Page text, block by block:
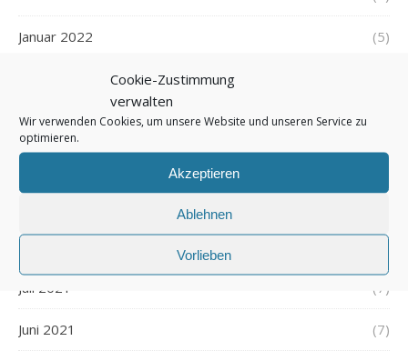
Cookie-Zustimmung
verwalten
Wir verwenden Cookies, um unsere Website und unseren Service zu
optimieren.
Akzeptieren
Ablehnen
Vorlieben
Januar 2022 (5)
Dezember 2021
November 2021
Oktober 2021 (6)
Juli 2021 (7)
Juni 2021 (7)